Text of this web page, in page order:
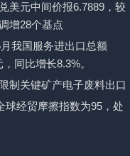
美元中间价报6.7889，较
增28个基点
我国服务进出口总额
同比增长8.3%。
制关键矿产电子废料出口
球经贸摩擦指数为95，处